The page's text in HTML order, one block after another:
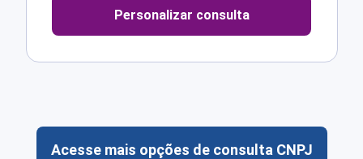
Personalizar consulta
Acesse mais opções de consulta CNPJ